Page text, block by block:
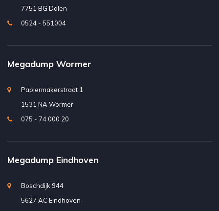
7751 BG Dalen
0524 - 551004
Megadump Wormer
Papiermakerstraat 1
1531 NA Wormer
075 - 74 000 20
Megadump Eindhoven
Boschdijk 944
5627 AC Eindhoven